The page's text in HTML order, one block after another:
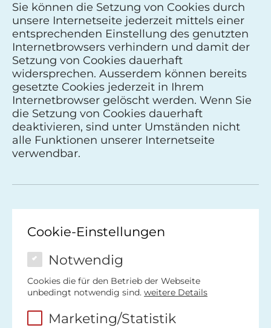
Sie können die Setzung von Cookies durch
unsere Internetseite jederzeit mittels einer
entsprechenden Einstellung des genutzten
Internetbrowsers verhindern und damit der
Setzung von Cookies dauerhaft
widersprechen. Ausserdem können bereits
gesetzte Cookies jederzeit in Ihrem
Internetbrowser gelöscht werden. Wenn Sie
die Setzung von Cookies dauerhaft
deaktivieren, sind unter Umständen nicht
alle Funktionen unserer Internetseite
verwendbar.
Cookie-Einstellungen
Notwendig
Cookies die für den Betrieb der Webseite
unbedingt notwendig sind. weitere Details
Marketing/Statistik